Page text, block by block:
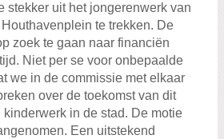
stekker uit het jongerenwerk van
te trekken. De
zoek te gaan naar financiën
Niet per se voor onbepaalde
we in de commissie met elkaar
over de toekomst van dit
in de stad. De motie
Een uitstekend